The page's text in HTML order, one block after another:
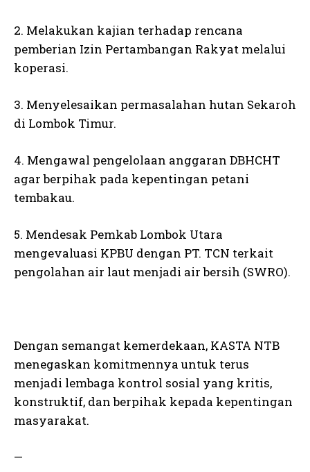
2. Melakukan kajian terhadap rencana
pemberian Izin Pertambangan Rakyat melalui
koperasi.
3. Menyelesaikan permasalahan hutan Sekaroh
di Lombok Timur.
4. Mengawal pengelolaan anggaran DBHCHT
agar berpihak pada kepentingan petani
tembakau.
5. Mendesak Pemkab Lombok Utara
mengevaluasi KPBU dengan PT. TCN terkait
pengolahan air laut menjadi air bersih (SWRO).
Dengan semangat kemerdekaan, KASTA NTB
menegaskan komitmennya untuk terus
menjadi lembaga kontrol sosial yang kritis,
konstruktif, dan berpihak kepada kepentingan
masyarakat.
—